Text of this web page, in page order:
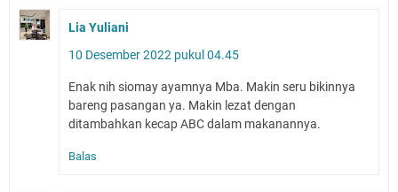
Lia Yuliani
10 Desember 2022 pukul 04.45
Enak nih siomay ayamnya Mba. Makin seru bikinnya
bareng pasangan ya. Makin lezat dengan
ditambahkan kecap ABC dalam makanannya.
Balas